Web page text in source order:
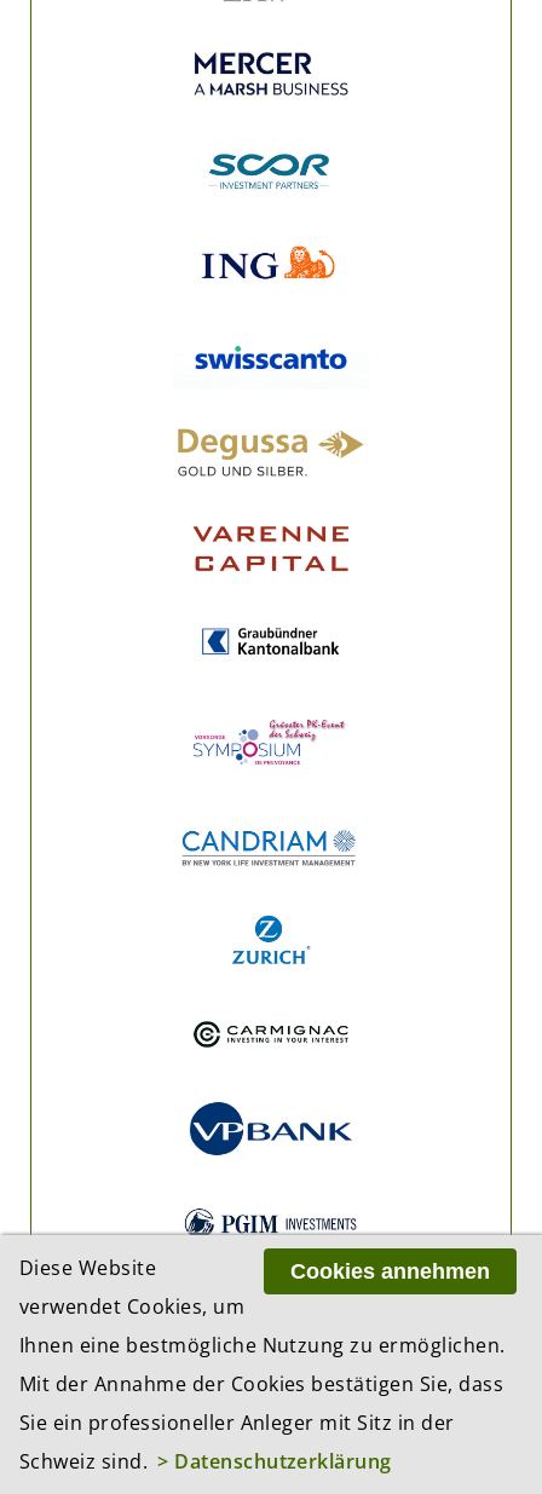
Cookies annehmen
Diese Website
verwendet Cookies, um
Ihnen eine bestmögliche Nutzung zu ermöglichen.
Mit der Annahme der Cookies bestätigen Sie, dass
Sie ein professioneller Anleger mit Sitz in der
Schweiz sind. > Datenschutzerklärung